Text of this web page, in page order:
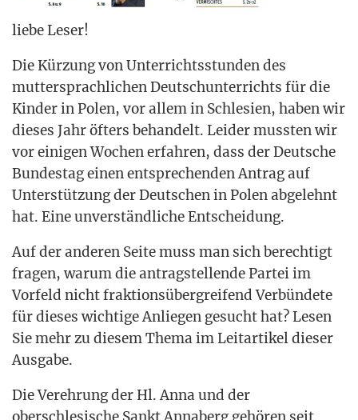
lie­be Leser!
Die Kür­zung von Unter­richts­stun­den des
mut­ter­sprach­li­chen Deutsch­un­ter­richts für die
Kin­der in Polen, vor allem in Schle­si­en, haben wir
die­ses Jahr öfters behan­delt. Lei­der muss­ten wir
vor eini­gen Wochen erfah­ren, dass der Deut­sche
Bun­des­tag einen ent­spre­chen­den Antrag auf
Unter­stüt­zung der Deut­schen in Polen abge­lehnt
hat. Eine unver­ständ­li­che Entscheidung.
Auf der ande­ren Sei­te muss man sich berech­tigt
fra­gen, war­um die antrag­stel­len­de Par­tei im
Vor­feld nicht frak­ti­ons­über­grei­fend Ver­bün­de­te
für die­ses wich­ti­ge Anlie­gen gesucht hat? Lesen
Sie mehr zu die­sem The­ma im Leit­ar­ti­kel die­ser
Ausgabe.
Die Ver­eh­rung der Hl. Anna und der